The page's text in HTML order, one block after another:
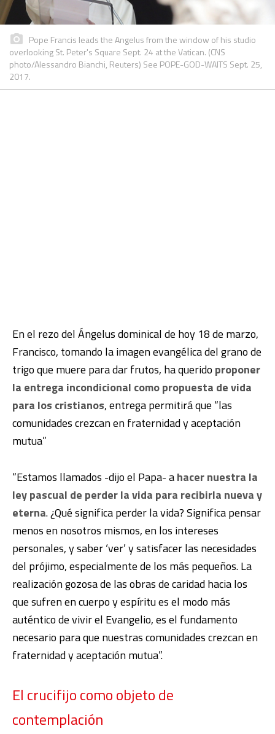
Pope Francis leads the Angelus from the window of his studio
overlooking St. Peter's Square Sept. 24 at the Vatican. (CNS
photo/Alessandro Bianchi, Reuters) See POPE-GOD-WAITS Sept. 25,
2017.
En el rezo del Ángelus dominical de hoy 18 de marzo,
Francisco, tomando la imagen evangélica del grano de
trigo que muere para dar frutos, ha querido proponer
la entrega incondicional como propuesta de vida
para los cristianos, entrega permitirá que “las
comunidades crezcan en fraternidad y aceptación
mutua”
“Estamos llamados -dijo el Papa- ahacer nuestra la
ley pascual de perder la vida para recibirla nueva y
eterna. ¿Qué significa perder la vida? Significa pensar
menos en nosotros mismos, en los intereses
personales, y saber ‘ver’ y satisfacer las necesidades
del prójimo, especialmente de los más pequeños. La
realización gozosa de las obras de caridad hacia los
que sufren en cuerpo y espíritu es el modo más
auténtico de vivir el Evangelio, es el fundamento
necesario para que nuestras comunidades crezcan en
fraternidad y aceptación mutua”.
El crucifijo como objeto de
contemplación